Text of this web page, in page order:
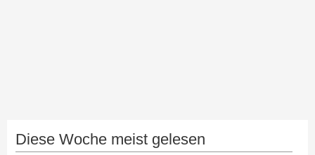
Diese Woche meist gelesen